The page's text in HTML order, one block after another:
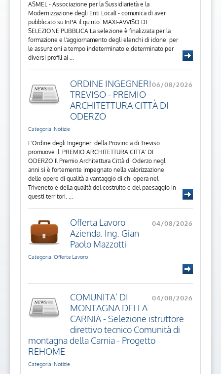
ASMEL - Associazione per la Sussidiarietà e la
Modernizzazione degli Enti LocalI - comunica di aver
pubblicato su InPA il quinto: MAXI-AVVISO DI
SELEZIONE PUBBLICA La selezione è finalizzata per la
formazione e l'aggiornamento degli elenchi di idonei per
le assunzioni a tempo indeterminato e determinato per
diversi profili ai ...
06/08/2026
ORDINE INGEGNERI
TREVISO - PREMIO
ARCHITETTURA CITTÀ DI
ODERZO
Categoria: Notizie
L'Ordine degli Ingegneri della Provincia di Treviso
promuove il: PREMIO ARCHITETTURA CITTA' DI
ODERZO Il Premio Architettura Città di Oderzo negli
anni si è fortemente impegnato nella valorizzazione
delle opere di qualità a vantaggio di chi opera nel
Triveneto e della qualità del costruito e del paesaggio in
questi territori. ...
04/08/2026
Offerta Lavoro
Azienda: Ing. Gian
Paolo Mazzotti
Categoria: Offerte Lavoro
04/08/2026
COMUNITA' DI
MONTAGNA DELLA
CARNIA - Selezione istruttore
direttivo tecnico Comunità di
montagna della Carnia - Progetto
REHOME
Categoria: Notizie